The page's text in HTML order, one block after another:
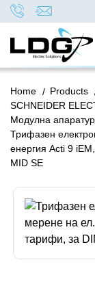
/
Home
Products
SCHNEIDER
Модулна
Трифазен
енергия Acti 9
MID SE